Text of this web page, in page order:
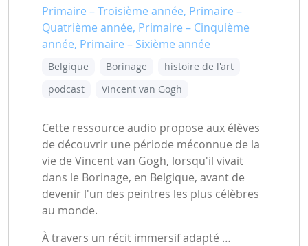
Primaire – Troisième année, Primaire –
Quatrième année, Primaire – Cinquième
année, Primaire – Sixième année
Belgique Borinage
histoire de l'art
podcast
Vincent van Gogh
Cette ressource audio propose aux élèves
de découvrir une période méconnue de la
vie de Vincent van Gogh, lorsqu'il vivait
dans le Borinage, en Belgique, avant de
devenir l'un des peintres les plus célèbres
au monde.
À travers un récit immersif adapté …